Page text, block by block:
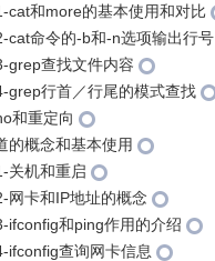
cat和more的基本使用和对比
cat命令的-b和-n选项输出行号
grep查找文件内容
grep行首／行尾的模式查找
和重定向
的概念和基本使用
关机和重启
网卡和IP地址的概念
ifconfig和ping作用的介绍
ifconfig查询网卡信息